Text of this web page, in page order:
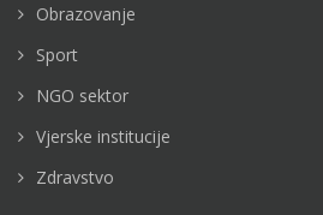
Obrazovanje
Sport
NGO sektor
Vjerske institucije
Zdravstvo